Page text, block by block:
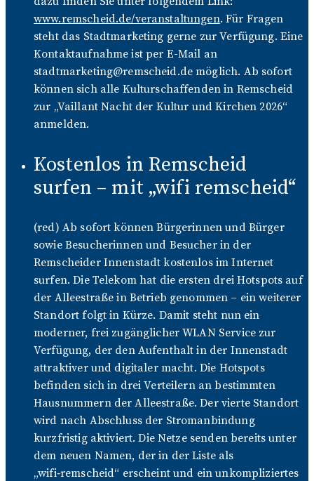
www.remscheid.de/veranstaltungen. Für Fragen
steht das Stadtmarketing gerne zur Verfügung. Eine
Kontaktaufnahme ist per E-Mail an
stadtmarketing@remscheid.de möglich. Ab sofort
können sich alle Kulturschaffenden in Remscheid
zur „Vaillant Nacht der Kultur und Kirchen 2026“
anmelden.
Kostenlos in Remscheid
surfen – mit „wifi remscheid“
(red) Ab sofort können Bürgerinnen und Bürger
sowie Besucherinnen und Besucher in der
Remscheider Innenstadt kostenlos im Internet
surfen. Die Telekom hat die ersten drei Hotspots auf
der Alleestraße in Betrieb genommen – ein weiterer
Standort folgt in Kürze. Damit steht nun ein
moderner, frei zugänglicher WLAN Service zur
Verfügung, der den Aufenthalt in der Innenstadt
attraktiver und digitaler macht. Die Hotspots
befinden sich in drei Verteilern an bestimmten
Hausnummern der Alleestraße. Der vierte Standort
wird nach Abschluss der Stromanbindung
kurzfristig aktiviert. Die Netze senden bereits unter
dem neuen Namen, der in der Liste als
„wifi‑remscheid“ erscheint und ein unkompliziertes